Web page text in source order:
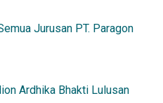
Jurusan PT. Paragon
Ardhika Bhakti Lulusan